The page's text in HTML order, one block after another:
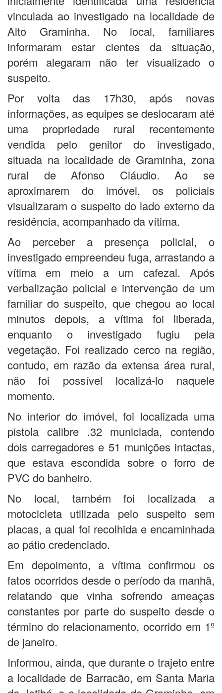
vinculada ao investigado na localidade de
Alto Graminha. No local, familiares
informaram estar cientes da situação,
porém alegaram não ter visualizado o
suspeito.
Por volta das 17h30, após novas
informações, as equipes se deslocaram até
uma propriedade rural recentemente
vendida pelo genitor do investigado,
situada na localidade de Graminha, zona
rural de Afonso Cláudio. Ao se
aproximarem do imóvel, os policiais
visualizaram o suspeito do lado externo da
residência, acompanhado da vítima.
Ao perceber a presença policial, o
investigado empreendeu fuga, arrastando a
vítima em meio a um cafezal. Após
verbalização policial e intervenção de um
familiar do suspeito, que chegou ao local
minutos depois, a vítima foi liberada,
enquanto o investigado fugiu pela
vegetação. Foi realizado cerco na região,
contudo, em razão da extensa área rural,
não foi possível localizá-lo naquele
momento.
No interior do imóvel, foi localizada uma
pistola calibre .32 municiada, contendo
dois carregadores e 51 munições intactas,
que estava escondida sobre o forro de
PVC do banheiro.
No local, também foi localizada a
motocicleta utilizada pelo suspeito sem
placas, a qual foi recolhida e encaminhada
ao pátio credenciado.
Em depoimento, a vítima confirmou os
fatos ocorridos desde o período da manhã,
relatando que vinha sofrendo ameaças
constantes por parte do suspeito desde o
término do relacionamento, ocorrido em 1º
de janeiro.
Informou, ainda, que durante o trajeto entre
a localidade de Barracão, em Santa Maria